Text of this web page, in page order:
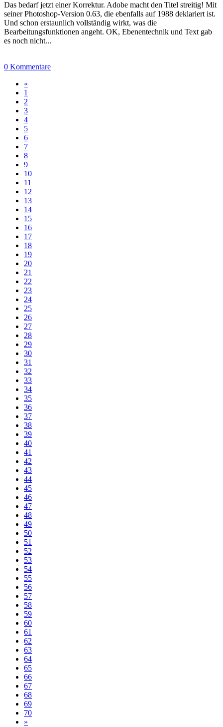
Das bedarf jetzt einer Korrektur. Adobe macht den Titel streitig! Mit
seiner Photoshop-Version 0.63, die ebenfalls auf 1988 deklariert ist.
Und schon erstaunlich vollständig wirkt, was die
Bearbeitungsfunktionen angeht. OK, Ebenentechnik und Text gab
es noch nicht...
0 Kommentare
«
1
2
3
4
5
6
7
8
9
10
11
12
13
14
15
16
17
18
19
20
21
22
23
24
25
26
27
28
29
30
31
32
33
34
35
36
37
38
39
40
41
42
43
44
45
46
47
48
49
50
51
52
53
54
55
56
57
58
59
60
61
62
63
64
65
66
67
68
69
70
»